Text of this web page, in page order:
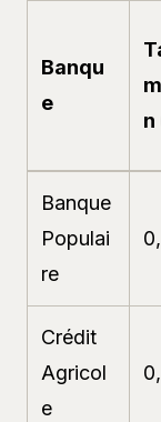
Banqu
e
n
Banque
Populai
re
Crédit
Agricol
e